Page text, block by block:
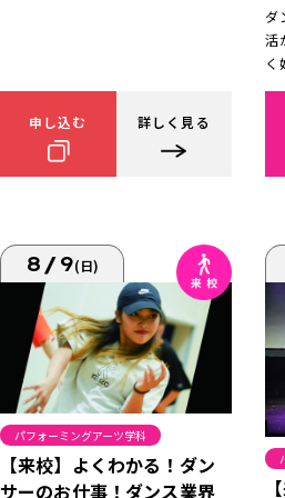
申し込む 詳しく見る
ダ
活
く
8/9(日)
パフォーミングアーツ学科
【来校】よくわかる！ダン
サーのお仕事！ダンス業界